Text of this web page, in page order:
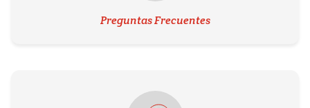
Preguntas Frecuentes